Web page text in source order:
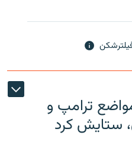
ترامپ و
ستایش کرد